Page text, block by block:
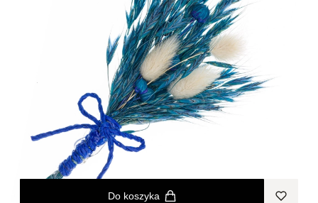
Do koszyka